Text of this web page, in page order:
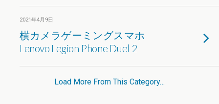
2021年4月9日
横カメラゲーミングスマホ
Lenovo Legion Phone Duel 2
Load More From This Category…